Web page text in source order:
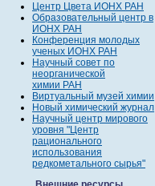
Центр Цвета ИОНХ РАН
Образовательный центр в
ИОНХ РАН
Конференция молодых
ученых ИОНХ РАН
Научный совет по
неорганической
химии РАН
Виртуальный музей химии
Новый химический журнал
Научный центр мирового
уровня "Центр
рационального
использования
редкометального сырья"